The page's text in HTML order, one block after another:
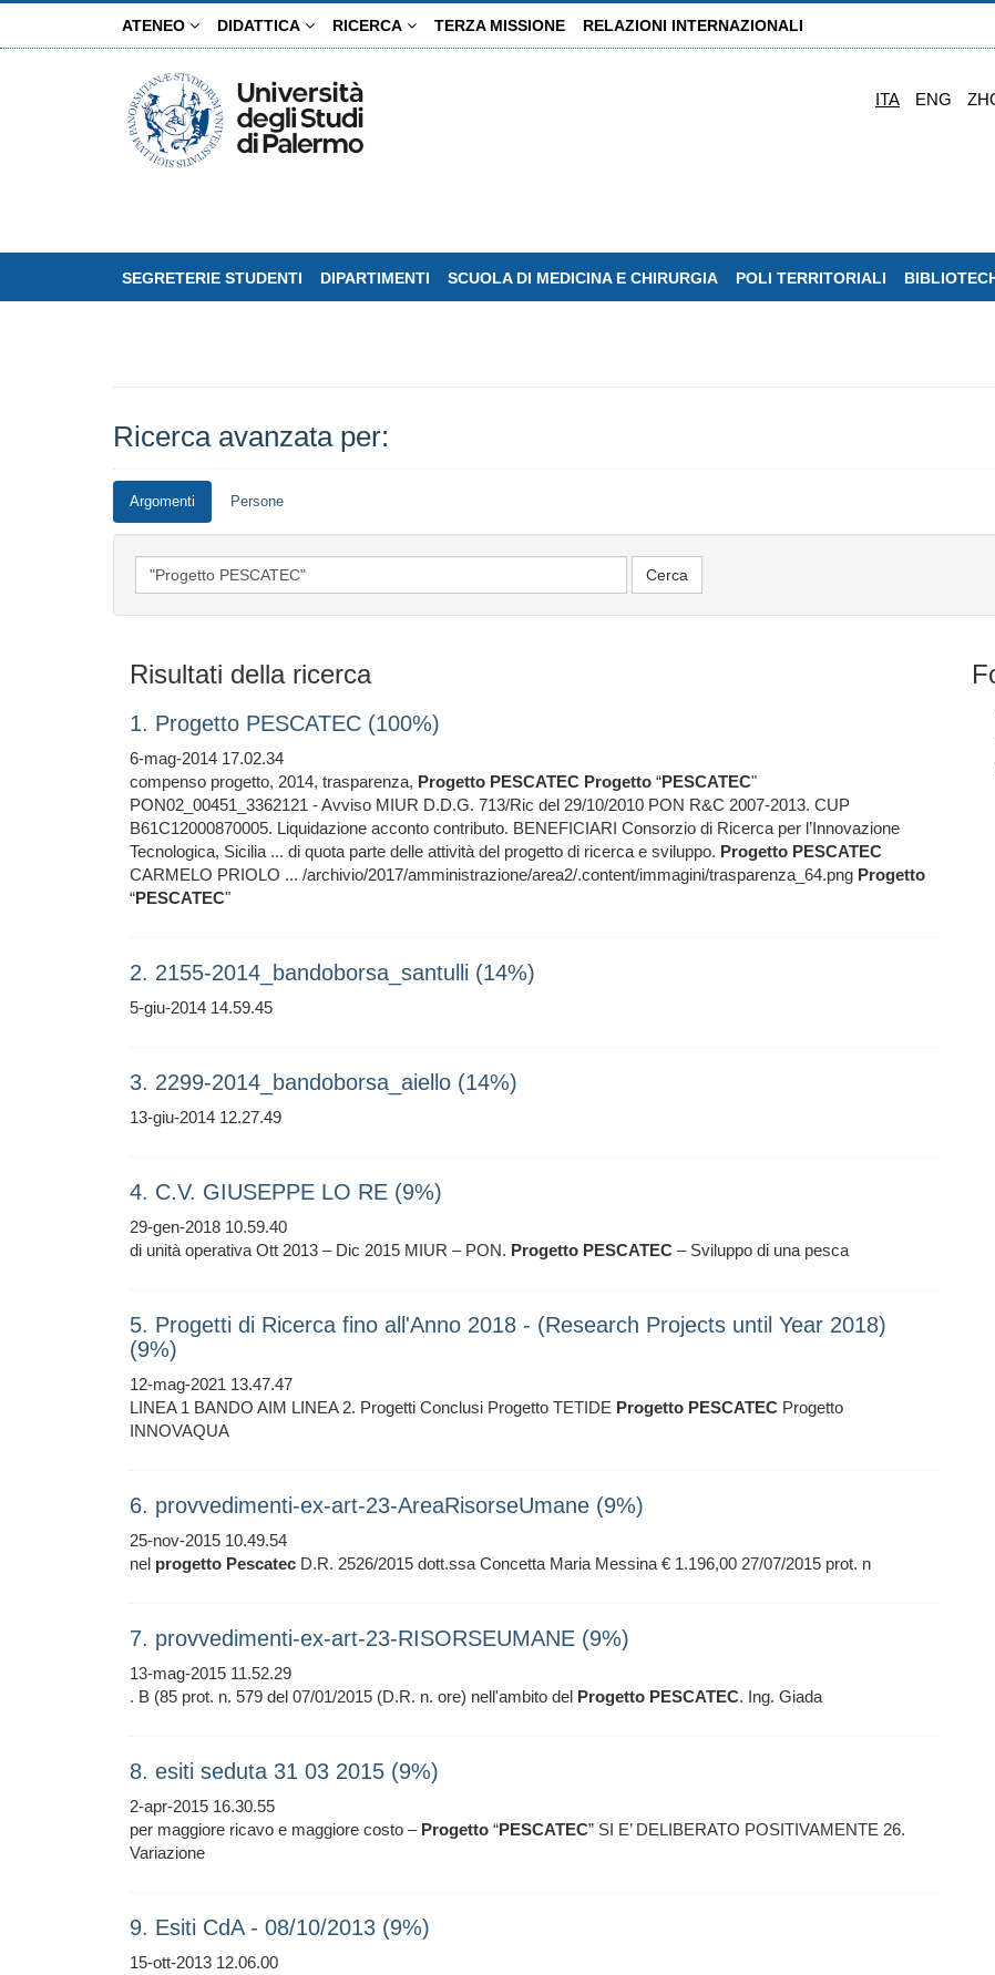
ATENEO DIDATTICA RICERCA TERZA MISSIONE RELAZIONI INTERNAZIONALI
ITA ENG
SEGRETERIE STUDENTI DIPARTIMENTI SCUOLA DI MEDICINA E CHIRURGIA POLI TERRITORIALI
Ricerca avanzata per:
Argomenti Persone
Risultati della ricerca
1. Progetto PESCATEC (100%)
6-mag-2014 17.02.34
compenso progetto, 2014, trasparenza, Progetto PESCATEC Progetto “PESCATEC"
PON02_00451_3362121 - Avviso MIUR D.D.G. 713/Ric del 29/10/2010 PON R&C 2007-2013. CUP
B61C12000870005. Liquidazione acconto contributo. BENEFICIARI Consorzio di Ricerca per l’Innovazione
Tecnologica, Sicilia ... di quota parte delle attività del progetto di ricerca e sviluppo. Progetto PESCATEC
CARMELO PRIOLO ... /archivio/2017/amministrazione/area2/.content/immagini/trasparenza_64.png Progetto
“PESCATEC"
2. 2155-2014_bandoborsa_santulli (14%)
5-giu-2014 14.59.45
3. 2299-2014_bandoborsa_aiello (14%)
13-giu-2014 12.27.49
4. C.V. GIUSEPPE LO RE (9%)
29-gen-2018 10.59.40
di unità operativa Ott 2013 – Dic 2015 MIUR – PON. Progetto PESCATEC – Sviluppo di una pesca
5. Progetti di Ricerca fino all'Anno 2018 - (Research Projects until Year 2018)
(9%)
12-mag-2021 13.47.47
LINEA 1 BANDO AIM LINEA 2. Progetti Conclusi Progetto TETIDE Progetto PESCATEC Progetto
INNOVAQUA
6. provvedimenti-ex-art-23-AreaRisorseUmane (9%)
25-nov-2015 10.49.54
nel progetto Pescatec D.R. 2526/2015 dott.ssa Concetta Maria Messina € 1.196,00 27/07/2015 prot. n
7. provvedimenti-ex-art-23-RISORSEUMANE (9%)
13-mag-2015 11.52.29
. B (85 prot. n. 579 del 07/01/2015 (D.R. n. ore) nell'ambito del Progetto PESCATEC. Ing. Giada
8. esiti seduta 31 03 2015 (9%)
2-apr-2015 16.30.55
per maggiore ricavo e maggiore costo – Progetto “PESCATEC” SI E’ DELIBERATO POSITIVAMENTE 26.
Variazione
9. Esiti CdA - 08/10/2013 (9%)
15-ott-2013 12.06.00